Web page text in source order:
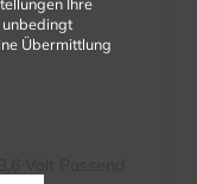
unbedingt
Übermittlung